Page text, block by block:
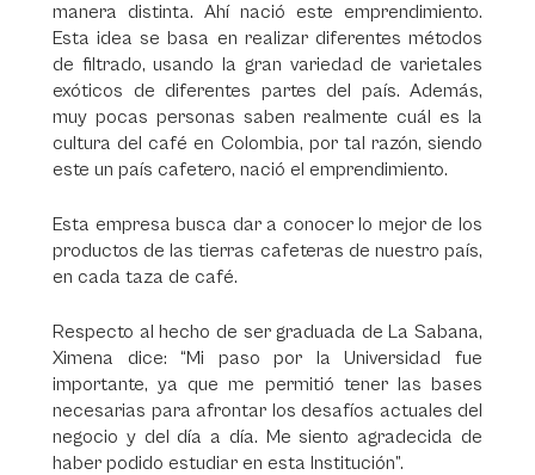
manera distinta. Ahí nació este emprendimiento.
Esta idea se basa en realizar diferentes métodos
de filtrado, usando la gran variedad de varietales
exóticos de diferentes partes del país. Además,
muy pocas personas saben realmente cuál es la
cultura del café en Colombia, por tal razón, siendo
este un país cafetero, nació el emprendimiento.
Esta empresa busca dar a conocer lo mejor de los
productos de las tierras cafeteras de nuestro país,
en cada taza de café.
Respecto al hecho de ser graduada de La Sabana,
Ximena dice: “Mi paso por la Universidad fue
importante, ya que me permitió tener las bases
necesarias para afrontar los desafíos actuales del
negocio y del día a día. Me siento agradecida de
haber podido estudiar en esta Institución”.